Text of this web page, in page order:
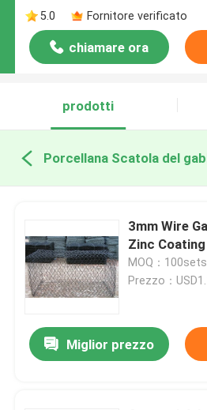
5.0
Fornitore verificato
chiamare ora
prodotti
Porcellana Scatola del
3mm Wire
Zinc
MOQ：100sets
Prezzo：
Miglior prezzo